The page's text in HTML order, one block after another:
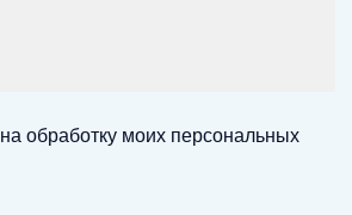
на обработку моих персональных